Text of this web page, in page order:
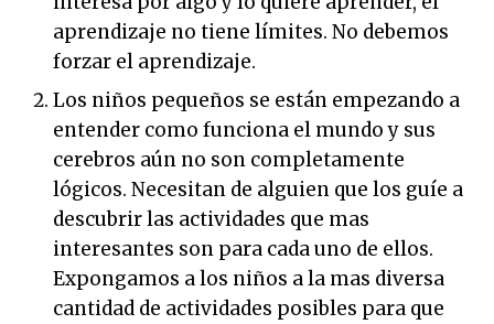
aprendizaje no tiene límites. No debemos
forzar el aprendizaje.
Los niños pequeños se están empezando a
entender como funciona el mundo y sus
cerebros aún no son completamente
lógicos. Necesitan de alguien que los guíe a
descubrir las actividades que mas
interesantes son para cada uno de ellos.
Expongamos a los niños a la mas diversa
cantidad de actividades posibles para que